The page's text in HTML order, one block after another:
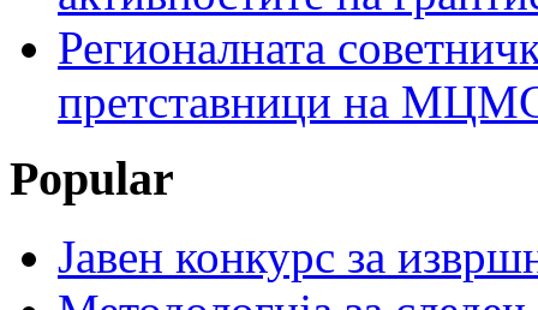
Регионалната
претставници на МЦМС
Popular
Јавен конкурс за